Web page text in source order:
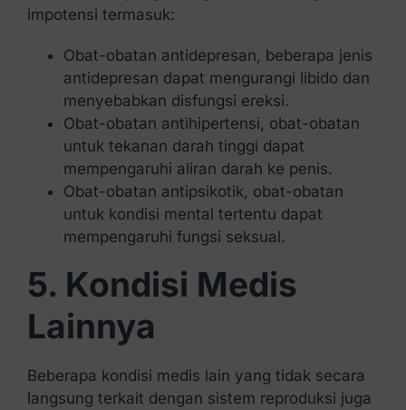
impotensi termasuk:
Obat-obatan antidepresan, beberapa jenis
antidepresan dapat mengurangi libido dan
menyebabkan disfungsi ereksi.
Obat-obatan antihipertensi, obat-obatan
untuk tekanan darah tinggi dapat
mempengaruhi aliran darah ke penis.
Obat-obatan antipsikotik, obat-obatan
untuk kondisi mental tertentu dapat
mempengaruhi fungsi seksual.
5. Kondisi Medis
Lainnya
Beberapa kondisi medis lain yang tidak secara
langsung terkait dengan sistem reproduksi juga